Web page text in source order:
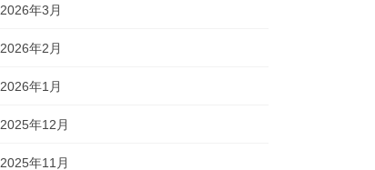
2026年3月
2026年2月
2026年1月
2025年12月
2025年11月